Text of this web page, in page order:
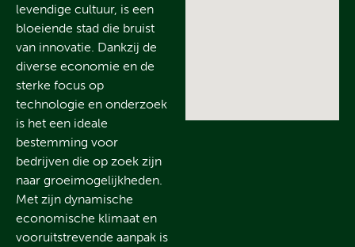
levendige cultuur, is een
bloeiende stad die bruist
van innovatie. Dankzij de
diverse economie en de
sterke focus op
technologie en onderzoek
is het een ideale
bestemming voor
bedrijven die op zoek zijn
naar groeimogelijkheden.
Met zijn dynamische
economische klimaat en
vooruitstrevende aanpak is